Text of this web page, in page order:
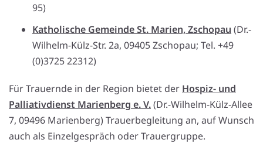
95)
Katholische Gemeinde St. Marien, Zschopau (Dr.-
Wilhelm-Külz-Str. 2a, 09405 Zschopau; Tel. +49
(0)3725 22312)
Für Trauernde in der Region bietet der Hospiz- und
Palliativdienst Marienberg e. V.(Dr.-Wilhelm-Külz-Allee
7, 09496 Marienberg) Trauerbegleitung an, auf Wunsch
auch als Einzelgespräch oder Trauergruppe.